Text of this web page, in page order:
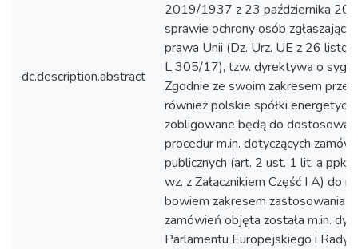
dc.description.abstract
2019/1937 z 23 października
sprawie ochrony osób
prawa Unii (Dz. Urz. UE z 26
L 305/17), tzw. dyrektywa o
Zgodnie ze swoim zakresem
również polskie spółki
zobligowane będą do
procedur m.in. dotyczących
publicznych (art. 2 ust. 1 lit. a
wz. z Załącznikiem Część I A) do
bowiem zakresem zastosowania
zamówień objęta została m.in.
Parlamentu Europejskiego i